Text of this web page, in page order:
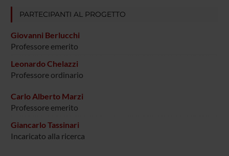
PARTECIPANTI AL PROGETTO
Giovanni Berlucchi
Professore emerito
Leonardo Chelazzi
Professore ordinario
Carlo Alberto Marzi
Professore emerito
Giancarlo Tassinari
Incaricato alla ricerca